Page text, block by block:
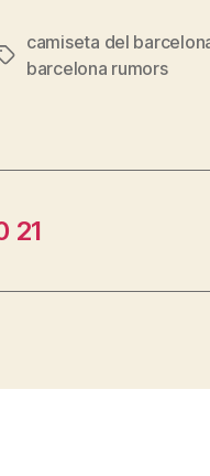
camiseta del
barcelona rumors
21